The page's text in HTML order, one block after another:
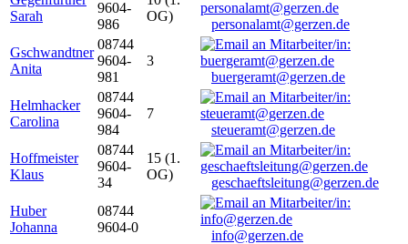
Sarah
9604-
986
OG)
personalamt@gerzen.de
Gschwandtner
Anita
08744
9604-
981
3
buergeramt@gerzen.de
Helmhacker
Carolina
08744
9604-
984
7
steueramt@gerzen.de
Hoffmeister
Klaus
08744
9604-
34
15 (1.
OG)
geschaeftsleitung@gerzen.de
Huber
Johanna
08744
9604-0
info@gerzen.de